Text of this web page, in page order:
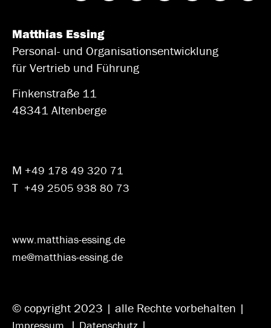
Matthias Essing
Personal- und Organisationsentwicklung
für Vertrieb und Führung
Finkenstraße 11
48341 Altenberge
M +49 178 49 320 71
T +49 2505 938 80 73
www.matthias-essing.de
me@matthias-essing.de
© copyright 2023 | alle Rechte vorbehalten |
| |